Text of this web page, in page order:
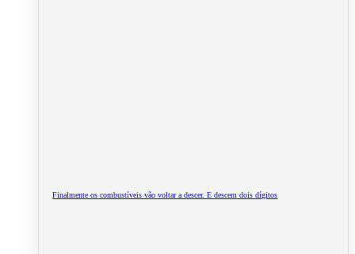
Finalmente os combustíveis vão voltar a descer. E descem dois dígitos